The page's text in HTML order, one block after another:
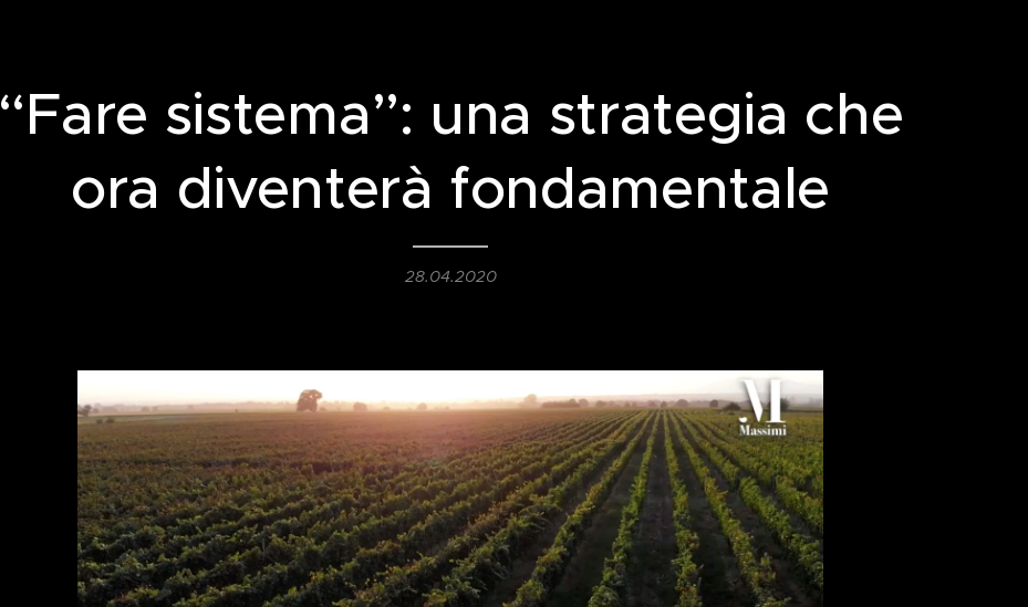
“Fare sistema”: una strategia che
ora diventerà fondamentale
28.04.2020